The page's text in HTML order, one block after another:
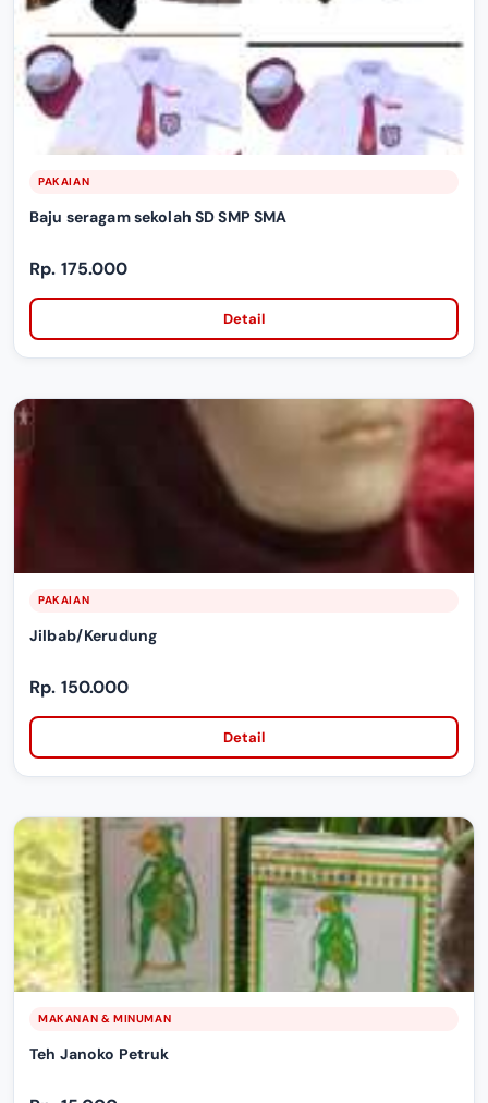
PAKAIAN
Baju seragam sekolah SD SMP SMA
Rp. 175.000
Detail
PAKAIAN
Jilbab/Kerudung
Rp. 150.000
Detail
MAKANAN & MINUMAN
Teh Janoko Petruk